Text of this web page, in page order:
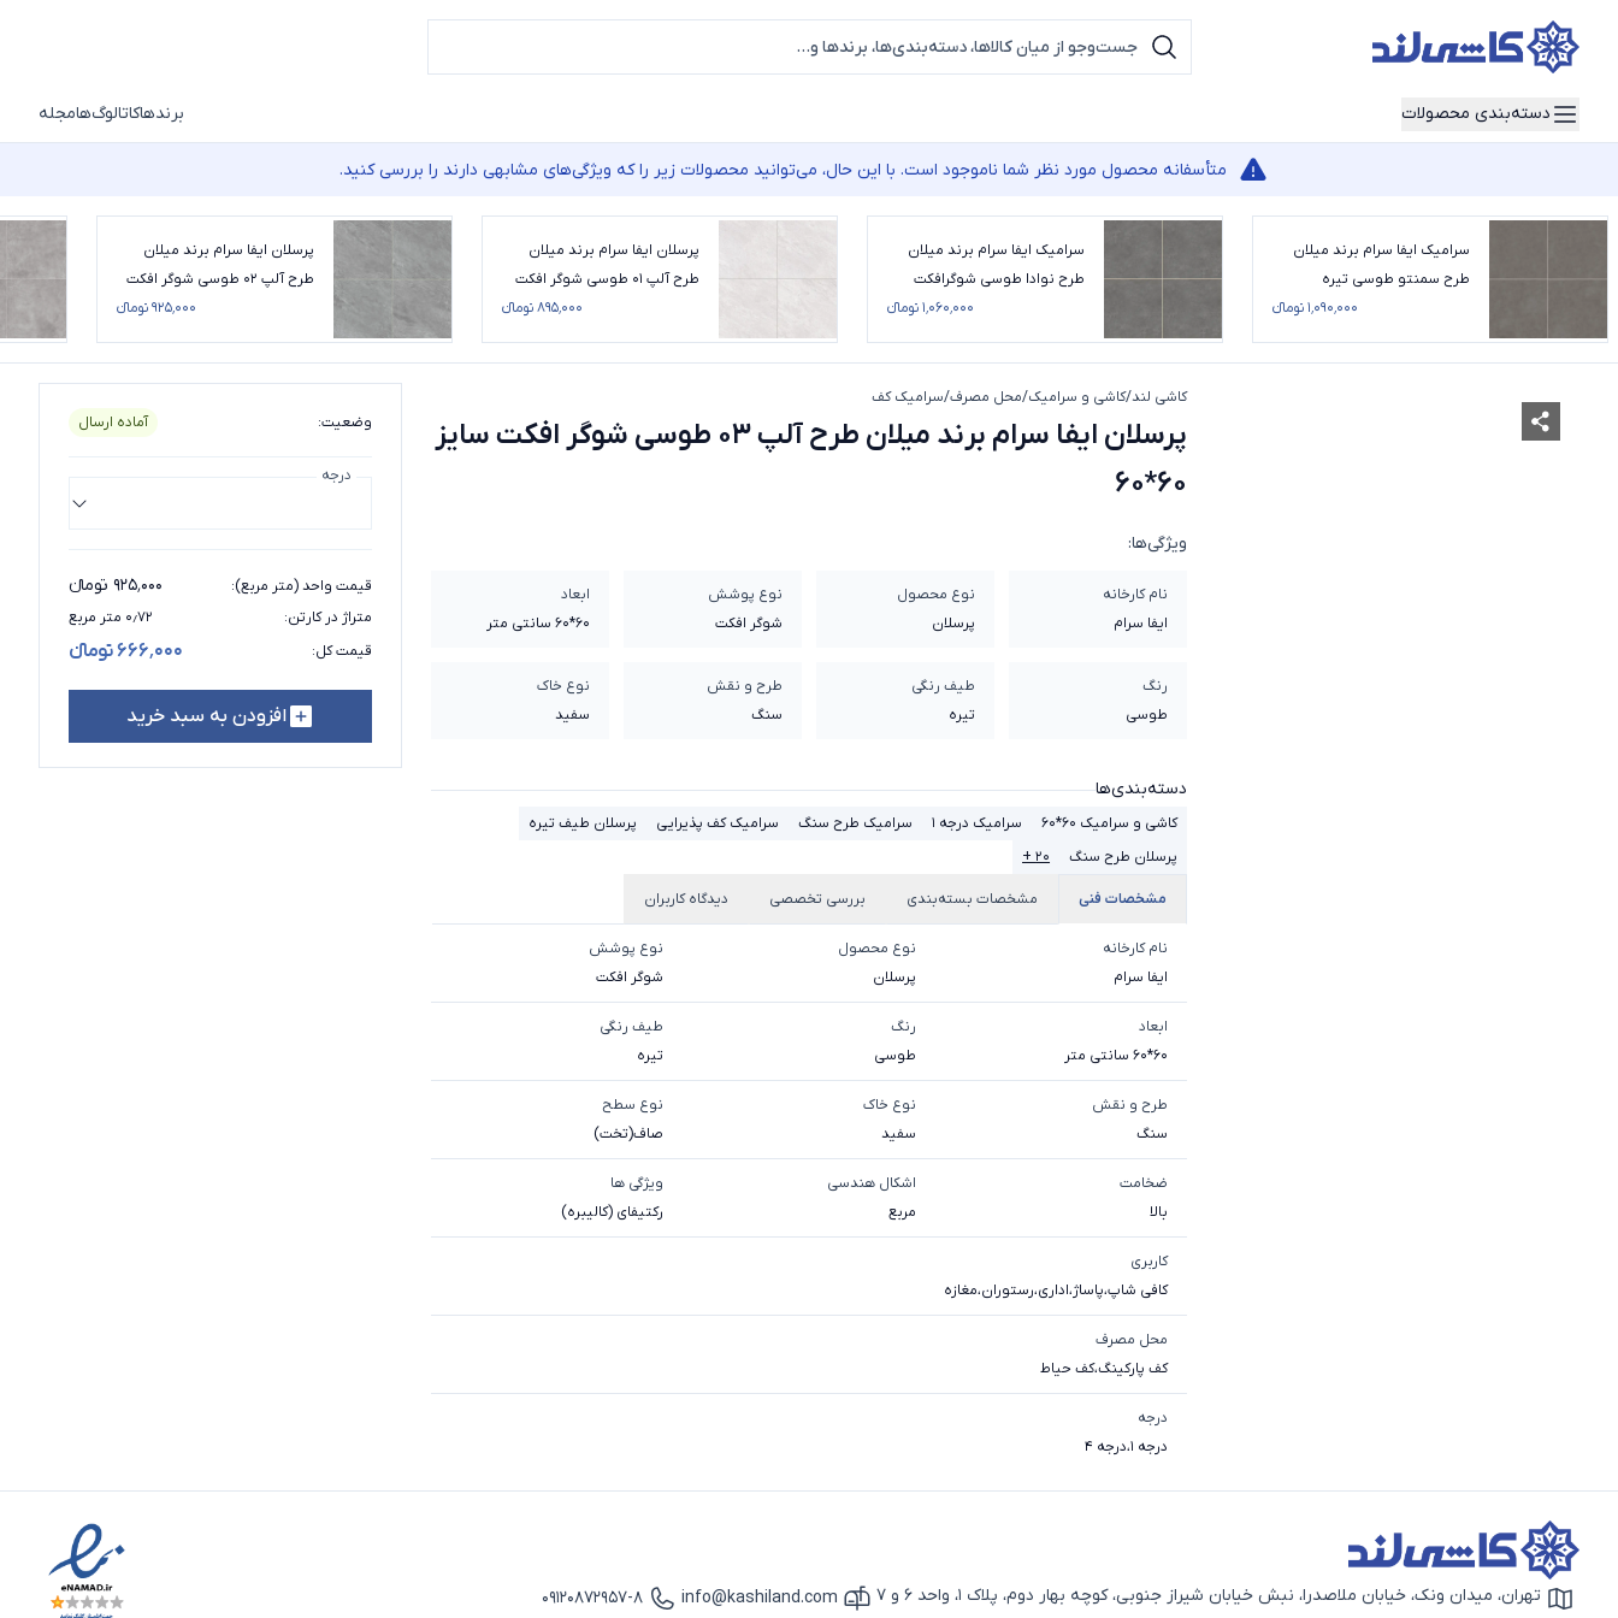
دسته‌بندی محصولات برندهاکاتالوگ‌هامجله
متأسفانه محصول مورد نظر شما ناموجود است. با این حال، می‌توانید محصولات زیر را که ویژگی‌های مشابهی دارند را بررسی کنید.
سرامیک ایفا سرام برند میلان
طرح سمنتو طوسی تیره
۱٬۰۹۰٬۰۰۰ تومانء
سرامیک ایفا سرام برند میلان
طرح نوادا طوسی شوگرافکت
۱٬۰۶۰٬۰۰۰ تومانء
پرسلان ایفا سرام برند میلان
طرح آلپ 01 طوسی شوگر افکت
۸۹۵٬۰۰۰ تومانء
پرسلان ایفا سرام برند میلان
طرح آلپ 02 طوسی شوگر افکت
۹۲۵٬۰۰۰ تومانء
کاشی لند/کاشی و سرامیک/محل مصرف/سرامیک کف
پرسلان ایفا سرام برند میلان طرح آلپ 03 طوسی شوگر افکت سایز
60*60
وضعیت: آماده ارسال
درجه
قیمت واحد (متر مربع): ۹۲۵٬۰۰۰ تومانء
متراژ در کارتن:
۰٫۷۲ متر مربع
قیمت کل: ۶۶۶٬۰۰۰ تومانء
افزودن به سبد خرید
ویژگی‌ها:
نام کارخانه
ایفا سرام
نوع محصول
پرسلان
نوع پوشش
شوگر افکت
ابعاد
60*60 سانتی متر
رنگ
طوسی
طیف رنگی
تیره
طرح و نقش
سنگ
نوع خاک
سفيد
دسته‌بندی‌ها
کاشی و سرامیک 60*60 سرامیک درجه 1 سرامیک طرح سنگ سرامیک کف پذیرایی
پرسلان طیف تیره
پرسلان طرح سنگ
۲۰ +
مشخصات فنی مشخصات بسته‌بندی بررسی تخصصی دیدگاه کاربران
نام کارخانه
ایفا سرام
نوع محصول
پرسلان
نوع پوشش
شوگر افکت
ابعاد
60*60 سانتی متر
رنگ
طوسی
طیف رنگی
تیره
طرح و نقش
سنگ
نوع خاک
سفيد
نوع سطح
صاف(تخت)
ضخامت
بالا
اشکال هندسی
مربع
ویژگی ها
رکتیفای (کالیبره)
کاربری
کافی شاپ،پاساژ،اداری،رستوران،مغازه
محل مصرف
کف پارکینگ،کف حیاط
درجه
درجه 1 ،درجه 4
آیکون نقشه
تهران، میدان ونک، خیابان ملاصدرا، نبش خیابان شیراز جنوبی، کوچه بهار دوم، پلاک 1، واحد 6 و 7
آیکون ایمیل
info@kashiland.com
آیکون تماس
09120872957-8